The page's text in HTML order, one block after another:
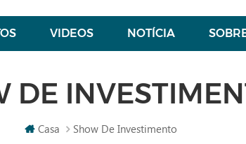
VIDEOS NOTÍCIA
DE
Casa Show De Investimento